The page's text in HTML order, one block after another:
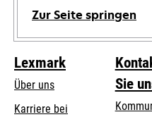
Zur Seite springen
Lexmark
Über uns
Karriere bei
Sie